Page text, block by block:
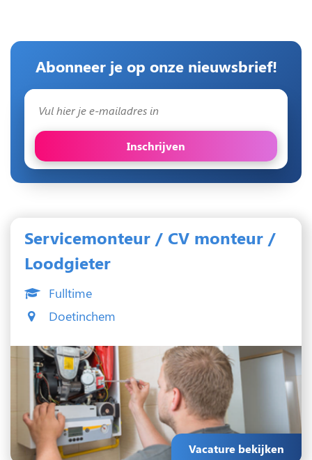
Abonneer je op onze nieuwsbrief!
Inschrijven
Servicemonteur / CV monteur /
Loodgieter
Fulltime
Doetinchem
Vacature bekijken